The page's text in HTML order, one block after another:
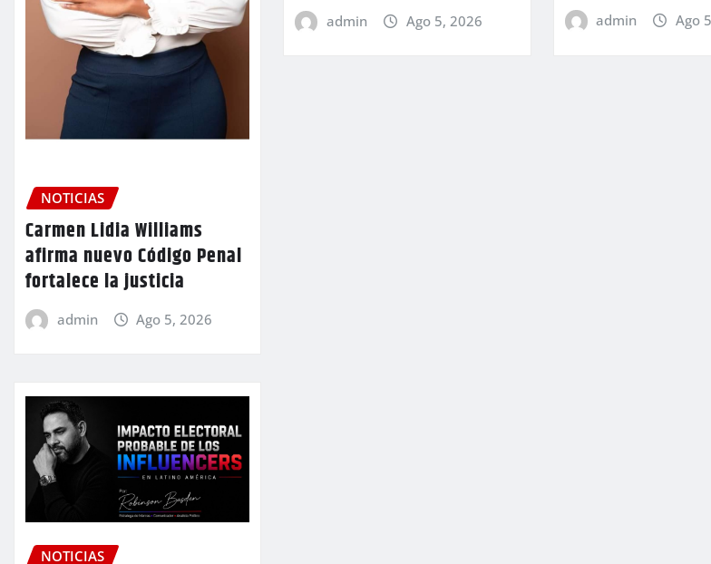
NOTICIAS
Carmen Lidia Williams
afirma nuevo Código Penal
fortalece la justicia
admin Ago 5, 2026
admin Ago 5, 2026 admin Ago
NOTICIAS